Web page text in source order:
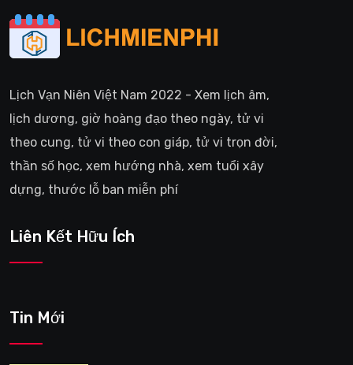
Lịch Vạn Niên Việt Nam 2022 - Xem lịch âm,
lịch dương, giờ hoàng đạo theo ngày, tử vi
theo cung, tử vi theo con giáp, tử vi trọn đời,
thần số học, xem hướng nhà, xem tuổi xây
dựng, thước lỗ ban miễn phí
Liên Kết Hữu Ích
Tin Mới